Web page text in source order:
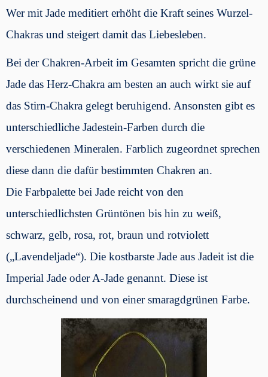
Wer mit Jade meditiert erhöht die Kraft seines Wurzel-
Chakras und steigert damit das Liebesleben.
Bei der Chakren-Arbeit im Gesamten spricht die grüne
Jade das Herz-Chakra am besten an auch wirkt sie auf
das Stirn-Chakra gelegt beruhigend. Ansonsten gibt es
unterschiedliche Jadestein-Farben durch die
verschiedenen Mineralen. Farblich zugeordnet sprechen
diese dann die dafür bestimmten Chakren an.
Die Farbpalette bei Jade reicht von den
unterschiedlichsten Grüntönen bis hin zu weiß,
schwarz, gelb, rosa, rot, braun und rotviolett
(„Lavendeljade“). Die kostbarste Jade aus Jadeit ist die
Imperial Jade oder A-Jade genannt. Diese ist
durchscheinend und von einer smaragdgrünen Farbe.